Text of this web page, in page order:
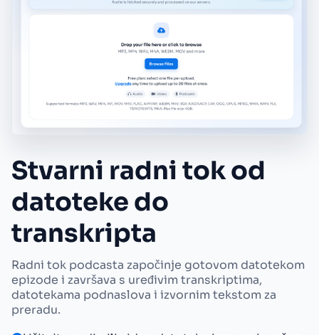
Stvarni radni tok od
datoteke do
transkripta
Radni tok podcasta započinje gotovom datotekom
epizode i završava s uređivim transkriptima,
datotekama podnaslova i izvornim tekstom za
preradu.